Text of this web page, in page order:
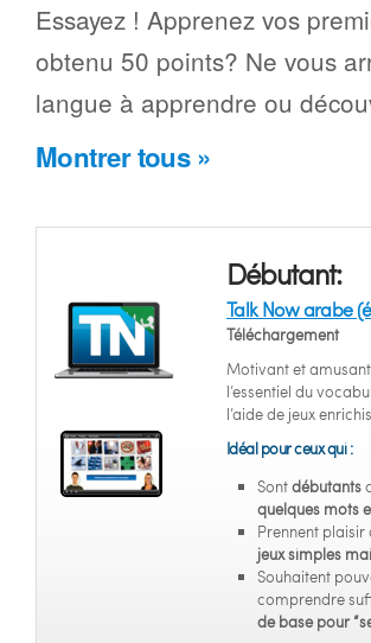
Essayez ! Apprenez vos
obtenu 50 points? Ne vous
langue à apprendre ou
Montrer tous »
Débutant:
Talk Now arabe
Téléchargement
Motivant et
l’essentiel du
l’aide de jeux
Idéal pour ceux qui :
Sontdébutants
quelques mots
Prennent
jeux simples
Souhaitent
comprendre
de base pour